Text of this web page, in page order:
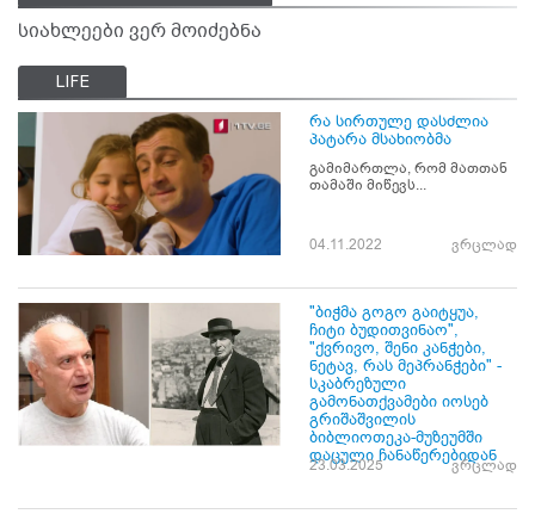
სიახლეები ვერ მოიძებნა
LIFE
რა სირთულე დასძლია
პატარა მსახიობმა
გამიმართლა, რომ მათთან
თამაში მიწევს...
04.11.2022 ვრცლად
"ბიჭმა გოგო გაიტყუა,
ჩიტი ბუდითვინაო",
"ქვრივო, შენი კანჭები,
ნეტავ, რას მეპრანჭები" -
სკაბრეზული
გამონათქვამები იოსებ
გრიშაშვილის
ბიბლიოთეკა-მუზეუმში
დაცული ჩანაწერებიდან
23.03.2025 ვრცლად